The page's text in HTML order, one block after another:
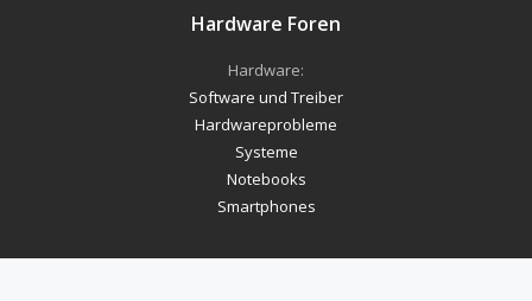
Hardware Foren
Hardware:
Software und Treiber
Hardwareprobleme
Systeme
Notebooks
Smartphones